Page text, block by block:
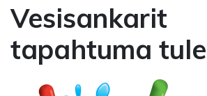
Vesisankarit
tapahtuma